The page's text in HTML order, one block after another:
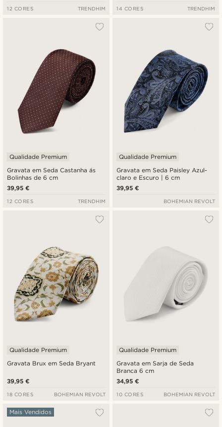
12 CORES TRENDHIM 14 CORES TRENDHIM
Gravata em Seda Castanha ás
Bolinhas de 6 cm
Qualidade Premium
39,95 €
12 CORES TRENDHIM
Gravata em Seda Paisley Azul-
claro e Escuro | 6 cm
Qualidade Premium
39,95 €
BOHEMIAN REVOLT
Gravata Brux em Seda Bryant
Qualidade Premium
39,95 €
18 CORES BOHEMIAN REVOLT
Gravata em Sarja de Seda
Branca 6 cm
Qualidade Premium
34,95 €
10 CORES BOHEMIAN REVOLT
Mais Vendidos